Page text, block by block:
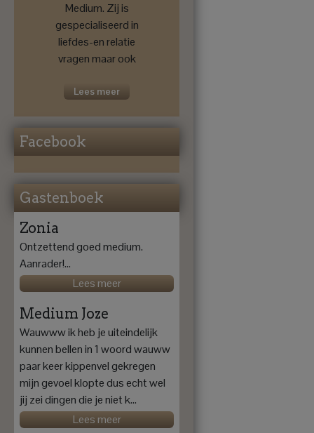
Medium. Zij is
gespecialiseerd in
liefdes-en relatie
vragen maar ook
toekomstprognose
Lees meer
Facebook
Gastenboek
Zonia
Ontzettend goed medium.
Aanrader!...
Lees meer
Medium Joze
Wauwww ik heb je uiteindelijk
kunnen bellen in 1 woord wauww
paar keer kippenvel gekregen
mijn gevoel klopte dus echt wel
jij zei dingen die je niet k...
Lees meer